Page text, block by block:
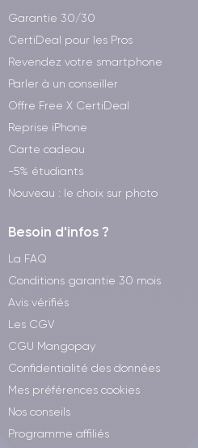
Garantie 30/30
CertiDeal pour les Pros
Revendez votre smartphone
Parler à un conseiller
Offre Free X CertiDeal
Reprise iPhone
Carte cadeau
-5% étudiants
Nouveau : le choix sur photo
Besoin d'infos ?
La FAQ
Conditions garantie 30 mois
Avis vérifiés
Les CGV
CGU Mangopay
Confidentialité des données
Mes préférences cookies
Nos conseils
Programme affiliés